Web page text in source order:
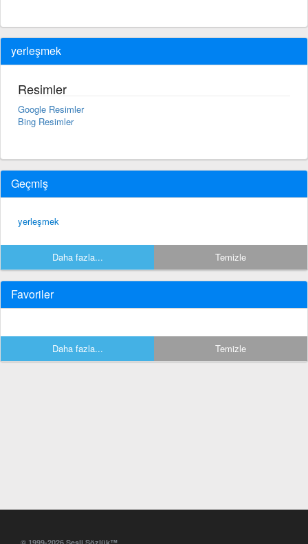
yerleşmek
Resimler
Google Resimler
Bing Resimler
Geçmiş
yerleşmek
Daha fazla... Temizle
Favoriler
Daha fazla... Temizle